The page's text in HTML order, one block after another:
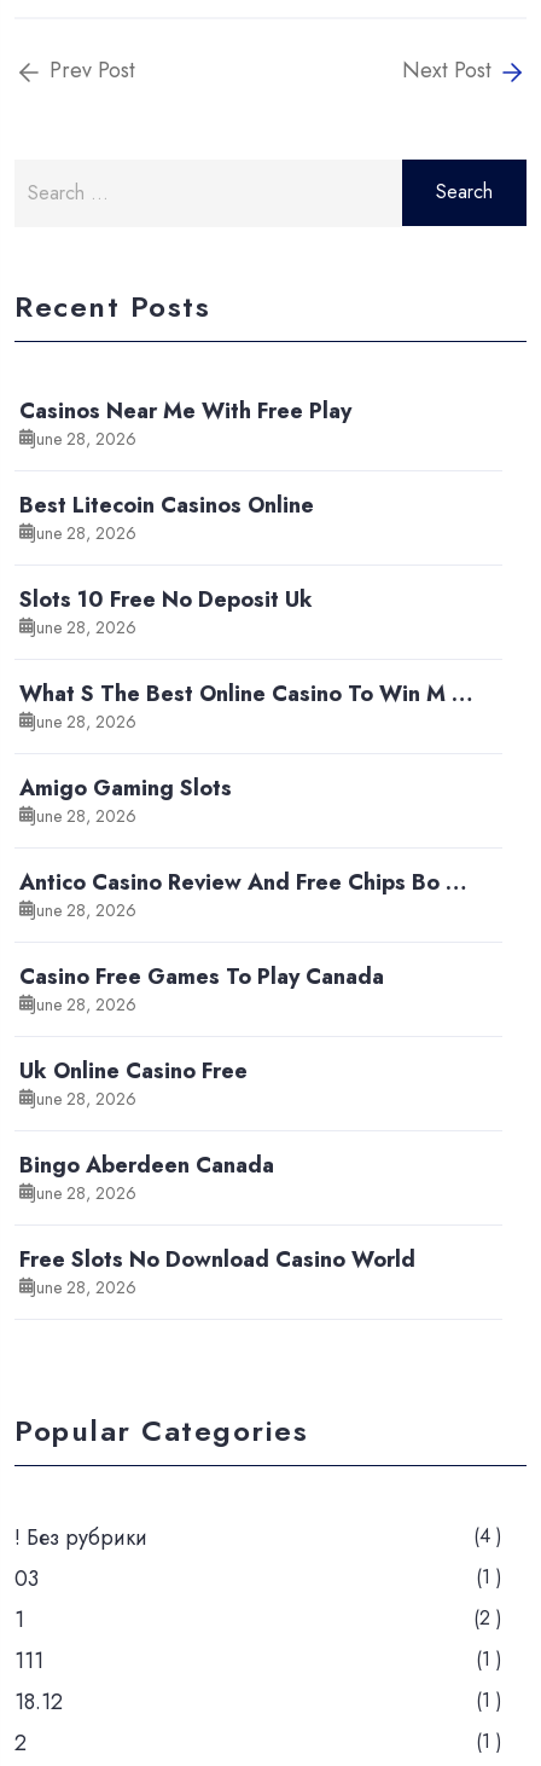
Prev Post Next Post
for:
Recent Posts
Casinos Near Me With Free Play
June 28, 2026
Best Litecoin Casinos Online
June 28, 2026
Slots 10 Free No Deposit Uk
June 28, 2026
What S The Best Online Casino To Win M …
June 28, 2026
Amigo Gaming Slots
June 28, 2026
Antico Casino Review And Free Chips Bo …
June 28, 2026
Casino Free Games To Play Canada
June 28, 2026
Uk Online Casino Free
June 28, 2026
Bingo Aberdeen Canada
June 28, 2026
Free Slots No Download Casino World
June 28, 2026
Popular Categories
! Без рубрики (4 )
03 (1 )
1 (2 )
111 (1 )
18.12 (1 )
2 (1 )